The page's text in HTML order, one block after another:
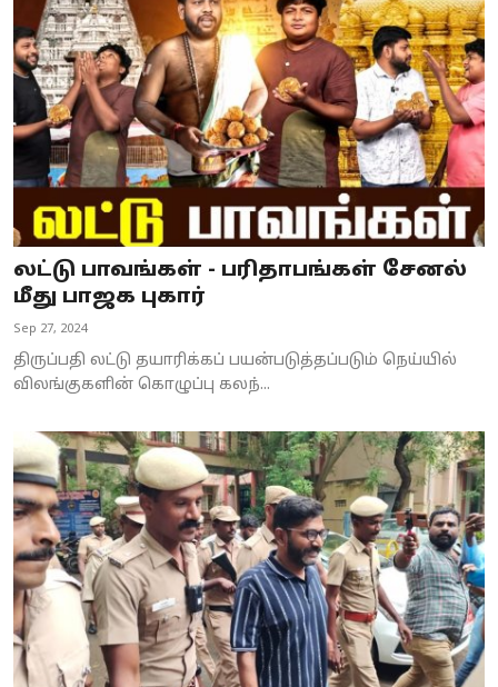
லட்டு பாவங்கள் - பரிதாபங்கள் சேனல்
மீது பாஜக புகார்
Sep 27, 2024
திருப்பதி லட்டு தயாரிக்கப் பயன்படுத்தப்படும் நெய்யில்
விலங்குகளின் கொழுப்பு கலந்...